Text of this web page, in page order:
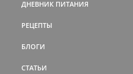
ДНЕВНИК ПИТАНИЯ
РЕЦЕПТЫ
БЛОГИ
СТАТЬИ